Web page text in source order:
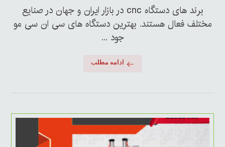
برند های دستگاه cnc در بازار ایران و جهان در صنایع
مختلف فعال هستند. بهترین دستگاه های سی ان سی مو
جود ...
ادامه مطلب